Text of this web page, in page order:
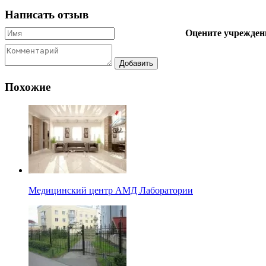
Написать отзыв
Оцените
Похожие
Медицинский центр АМД Лаборатории